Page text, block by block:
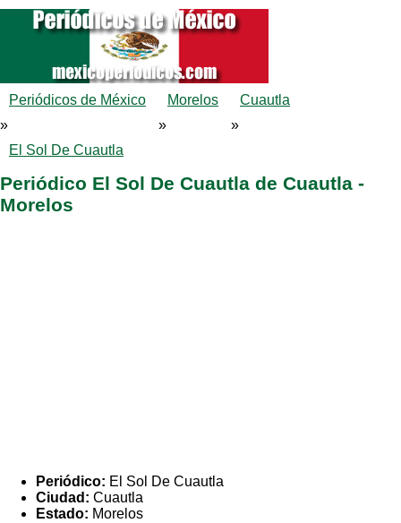
Periódicos de México
»
Morelos
»
Cuautla
»
El Sol De Cuautla
Periódico El Sol De Cuautla de Cuautla -
Morelos
Periódico: El Sol De Cuautla
Ciudad: Cuautla
Estado: Morelos